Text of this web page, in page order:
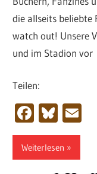
die allseits beliebte
watch out! Unsere
und im Stadion vor
Teilen:
Weiterlesen